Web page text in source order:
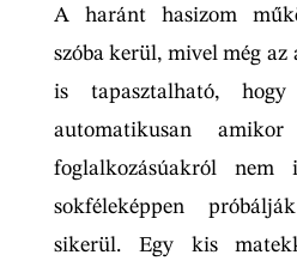
A haránt hasizom
szóba kerül, mivel még
is tapasztalható,
automatikusan
foglalkozásúakról nem
sokféleképpen
sikerül. Egy kis